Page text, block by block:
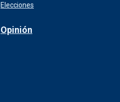
Elecciones
Opinión